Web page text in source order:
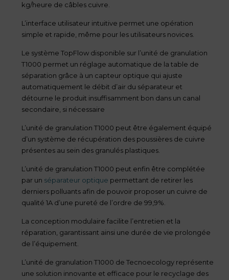
kg/heure de câbles cuivre.
L’interface utilisateur intuitive permet une opération
simple et rapide, même pour les utilisateurs novices.
Le système TopFlow disponible sur l’unité de granulation
T1000 permet un réglage automatique de la table de
séparation grâce à un capteur optique qui ajuste
automatiquement le débit d’air du séparateur et
détourne le produit insuffisamment bon dans un canal
secondaire, si nécessaire
L’unité de granulation T1000 peut être également équipé
d’un système de récupération des poussières de cuivre
présentes au sein des granulés plastiques.
L’unité de granulation T1000 peut enfin être complétée
par un séparateur optique permettant de retirer les
derniers polluants afin de pouvoir proposer un cuivre de
qualité 1A d’une pureté de l’ordre de 99,9%.
La conception modulaire facilite l’entretien et la
réparation, garantissant ainsi une durée de vie prolongée
de l’équipement.
L’unité de granulation T1000 de Tecnoecology représente
une solution innovante et efficace pour le recyclage des